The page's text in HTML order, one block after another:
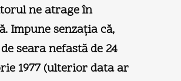
ne atrage în
Impune senzaţia că,
seara nefastă de 24
1977 (ulterior data ar